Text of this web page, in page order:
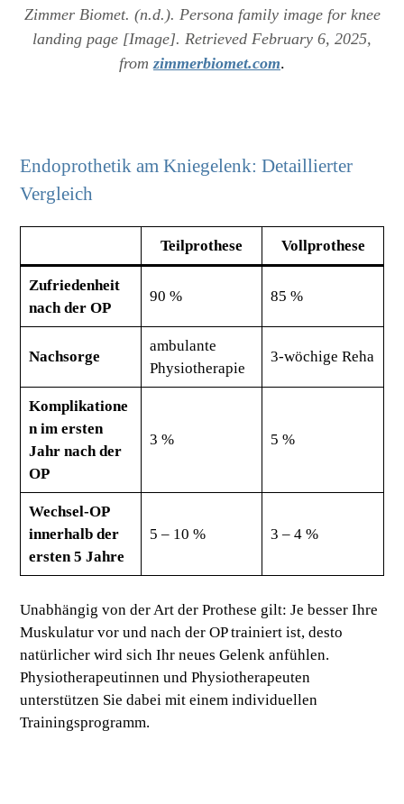
Zimmer Biomet. (n.d.). Persona family image for knee
landing page [Image]. Retrieved February 6, 2025,
from zimmerbiomet.com.
Endoprothetik am Kniegelenk: Detaillierter
Vergleich
Teilprothese Vollprothese
Zufriedenheit
nach der OP
90 % 85 %
Nachsorge
ambulante
Physiotherapie
3-wöchige Reha
Komplikatione
n im ersten
Jahr nach der
OP
3 % 5 %
Wechsel-OP
innerhalb der
ersten 5 Jahre
5 – 10 % 3 – 4 %
Unabhängig von der Art der Prothese gilt: Je besser Ihre
Muskulatur vor und nach der OP trainiert ist, desto
natürlicher wird sich Ihr neues Gelenk anfühlen.
Physiotherapeutinnen und Physiotherapeuten
unterstützen Sie dabei mit einem individuellen
Trainingsprogramm.